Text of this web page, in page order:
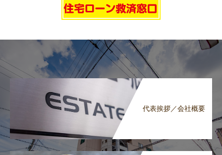
代表挨拶／会社概要